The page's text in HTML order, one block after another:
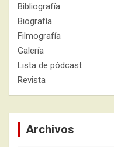
Bibliografía
Biografía
Filmografía
Galería
Lista de pódcast
Revista
Archivos